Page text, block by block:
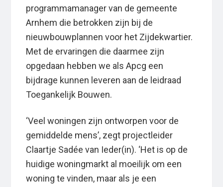
programmamanager van de gemeente
Arnhem die betrokken zijn bij de
nieuwbouwplannen voor het Zijdekwartier.
Met de ervaringen die daarmee zijn
opgedaan hebben we als Apcg een
bijdrage kunnen leveren aan de leidraad
Toegankelijk Bouwen.
‘Veel woningen zijn ontworpen voor de
gemiddelde mens’, zegt projectleider
Claartje Sadée van Ieder(in). ‘Het is op de
huidige woningmarkt al moeilijk om een
woning te vinden, maar als je een